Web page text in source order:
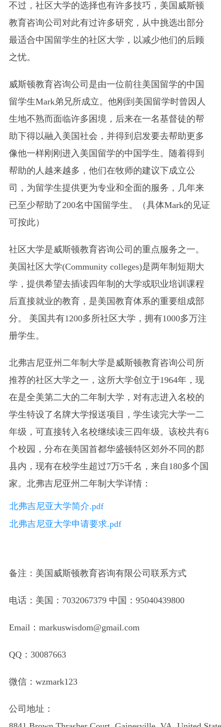
不过，社区大学的选择也有许多技巧，美国威斯顿
教育咨询公司对此有过许多研究，从中挑选出部分
最适合中国留学生的社区大学，以减少他们的后顾
之忧。
威斯顿教育咨询公司是由一位前往美国留学的中国
留学生Mark弟兄所成立。他刚到美国留学时曾因人
生地不熟而面临许多困境，后来在一名基督徒的帮
助下得以融入美国社会，并得到启发要去帮助更多
像他一样刚刚进入美国留学的中国学生。随着得到
帮助的人越来越多，他们在牧师的建议下成立公
司，为留学生提供更为专业和全面的服务，几年来
已至少帮助了200名中国留学生。（具体Mark的见证
可按此）
社区大学是威斯顿教育咨询公司的重点服务之一。
美国社区大学(Community colleges)是两年制短期大
学，提供希望去插读四年制的大学或职业培训课程
后直接就业的教育，是美国教育体系的重要组成部
分。 美国共有1200多所社区大学，拥有1000多万注
册学生。
北弗吉尼亚州二年制大学是威斯顿教育咨询公司所
推荐的社区大学之一，这所大学创立于1964年，现
在是全美第二大的二年制大学，对有志进入名校的
学生特设了名牌大学报送项目，学生读完大学一二
年级，可直接转入名校继续读三四年级。该校共有6
个校园，分布在美国首都华盛顿特区郊外不同的郡
县内，现有在校学生超过7万5千名，来自180多个国
家。北弗吉尼亚州二年制大学详情：
北弗吉尼亚大学简介.pdf
北弗吉尼亚大学申请要求.pdf
备注：美国威斯顿教育咨询有限公司联系方式
电话：美国：7032067379 中国：95040439800
Email：markuswisdom@gmail.com
QQ：30087663
微信：wzmark123
公司地址：